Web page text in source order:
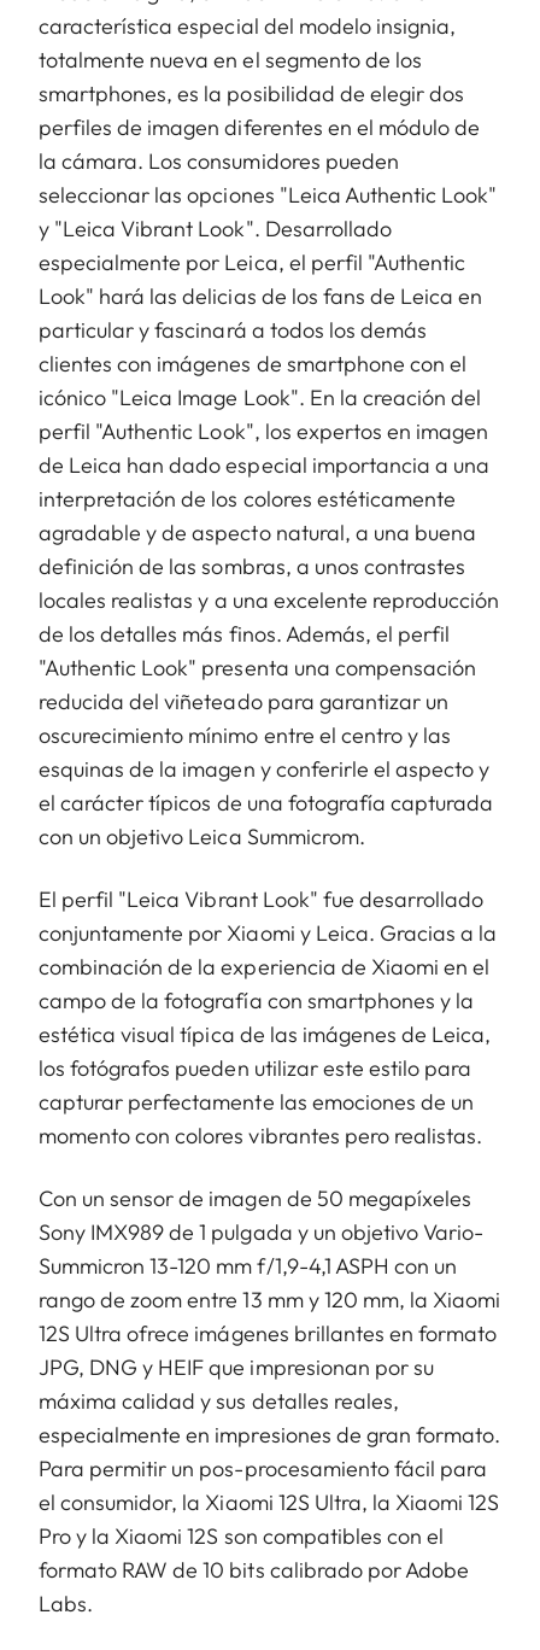
característica especial del modelo insignia,
totalmente nueva en el segmento de los
smartphones, es la posibilidad de elegir dos
perfiles de imagen diferentes en el módulo de
la cámara. Los consumidores pueden
seleccionar las opciones "Leica Authentic Look"
y "Leica Vibrant Look". Desarrollado
especialmente por Leica, el perfil "Authentic
Look" hará las delicias de los fans de Leica en
particular y fascinará a todos los demás
clientes con imágenes de smartphone con el
icónico "Leica Image Look". En la creación del
perfil "Authentic Look", los expertos en imagen
de Leica han dado especial importancia a una
interpretación de los colores estéticamente
agradable y de aspecto natural, a una buena
definición de las sombras, a unos contrastes
locales realistas y a una excelente reproducción
de los detalles más finos. Además, el perfil
"Authentic Look" presenta una compensación
reducida del viñeteado para garantizar un
oscurecimiento mínimo entre el centro y las
esquinas de la imagen y conferirle el aspecto y
el carácter típicos de una fotografía capturada
con un objetivo Leica Summicrom.
El perfil "Leica Vibrant Look" fue desarrollado
conjuntamente por Xiaomi y Leica. Gracias a la
combinación de la experiencia de Xiaomi en el
campo de la fotografía con smartphones y la
estética visual típica de las imágenes de Leica,
los fotógrafos pueden utilizar este estilo para
capturar perfectamente las emociones de un
momento con colores vibrantes pero realistas.
Con un sensor de imagen de 50 megapíxeles
Sony IMX989 de 1 pulgada y un objetivo Vario-
Summicron 13-120 mm f/1,9-4,1 ASPH con un
rango de zoom entre 13 mm y 120 mm, la Xiaomi
12S Ultra ofrece imágenes brillantes en formato
JPG, DNG y HEIF que impresionan por su
máxima calidad y sus detalles reales,
especialmente en impresiones de gran formato.
Para permitir un pos-procesamiento fácil para
el consumidor, la Xiaomi 12S Ultra, la Xiaomi 12S
Pro y la Xiaomi 12S son compatibles con el
formato RAW de 10 bits calibrado por Adobe
Labs.